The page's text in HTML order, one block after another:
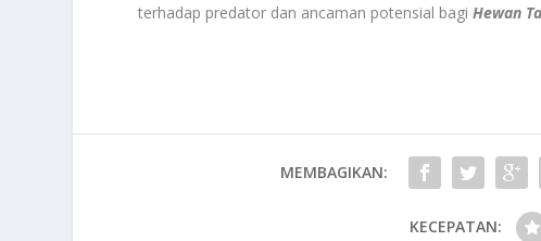
terhadap predator dan ancaman potensial bagiHewan
MEMBAGIKAN:
KECEPATAN: